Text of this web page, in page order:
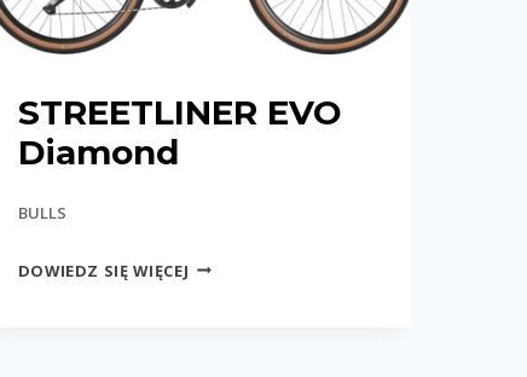
STREETLINER EVO
Diamond
BULLS
DOWIEDZ SIĘ WIĘCEJ STREETLINER